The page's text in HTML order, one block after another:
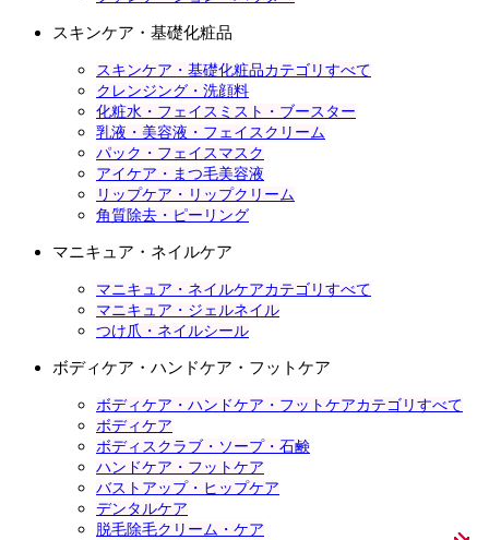
スキンケア・基礎化粧品
スキンケア・基礎化粧品カテゴリすべて
クレンジング・洗顔料
化粧水・フェイスミスト・ブースター
乳液・美容液・フェイスクリーム
パック・フェイスマスク
アイケア・まつ毛美容液
リップケア・リップクリーム
角質除去・ピーリング
マニキュア・ネイルケア
マニキュア・ネイルケアカテゴリすべて
マニキュア・ジェルネイル
つけ爪・ネイルシール
ボディケア・ハンドケア・フットケア
ボディケア・ハンドケア・フットケアカテゴリすべて
ボディケア
ボディスクラブ・ソープ・石鹸
ハンドケア・フットケア
バストアップ・ヒップケア
デンタルケア
脱毛除毛クリーム・ケア